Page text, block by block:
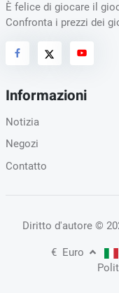
È felice di giocare il
Confronta i prezzi dei
Informazioni
Notizia
Negozi
Contatto
Diritto d'autore ©
€ Euro